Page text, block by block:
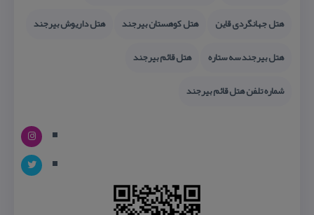
هتل جهانگردی قاین
هتل كوهستان بیرجند
هتل داریوش بیرجند
هتل بیرجند سه ستاره
هتل قائم بیرجند
شماره تلفن هتل قائم بیرجند